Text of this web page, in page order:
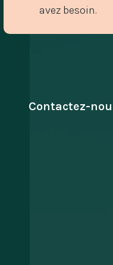
avez besoin.
Contactez-